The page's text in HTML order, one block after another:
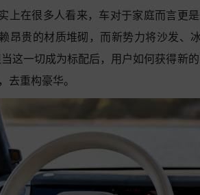
上在很多人看来，车对于家庭而言更
昂贵的材质堆砌，而新势力将沙发、
当这一切成为标配后，用户如何获得新
去重构豪华。